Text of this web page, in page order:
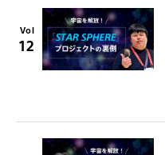
Vol
12